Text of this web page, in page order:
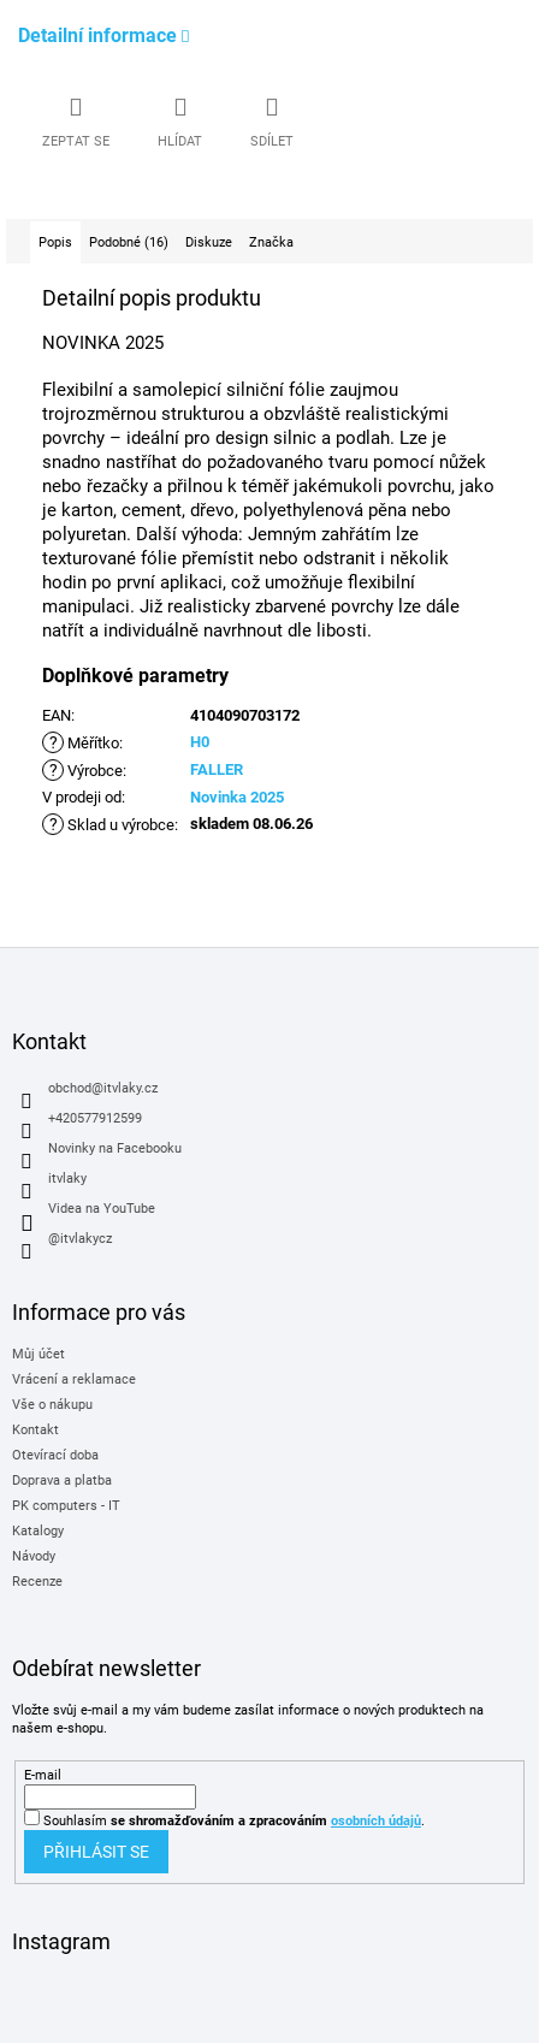
Detailní informace
ZEPTAT SE HLÍDAT SDÍLET
Popis Podobné (16) Diskuze Značka
Detailní popis produktu
NOVINKA 2025
Flexibilní a samolepicí silniční fólie zaujmou
trojrozměrnou strukturou a obzvláště realistickými
povrchy – ideální pro design silnic a podlah. Lze je
snadno nastříhat do požadovaného tvaru pomocí nůžek
nebo řezačky a přilnou k téměř jakémukoli povrchu, jako
je karton, cement, dřevo, polyethylenová pěna nebo
polyuretan. Další výhoda: Jemným zahřátím lze
texturované fólie přemístit nebo odstranit i několik
hodin po první aplikaci, což umožňuje flexibilní
manipulaci. Již realisticky zbarvené povrchy lze dále
natřít a individuálně navrhnout dle libosti.
Doplňkové parametry
EAN: 4104090703172
? Měřítko: H0
? Výrobce:
FALLER
V prodeji od: Novinka 2025
? Sklad u výrobce: skladem 08.06.26
Kontakt
obchod@itvlaky.cz
+420577912599
Novinky na Facebooku
itvlaky
Videa na YouTube
@itvlakycz
Informace pro vás
Můj účet
Vrácení a reklamace
Vše o nákupu
Kontakt
Otevírací doba
Doprava a platba
PK computers - IT
Katalogy
Návody
Recenze
Odebírat newsletter
Vložte svůj e-mail a my vám budeme zasílat informace o nových produktech na
našem e-shopu.
E-mail
Souhlasím se shromažďováním a zpracováním osobních údajů.
PŘIHLÁSIT SE
Instagram